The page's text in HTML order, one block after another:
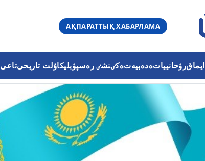
АҚПАРАТТЫҚ ХАБАРЛАМА
ايماقرۋحانيياتەدەبيەتەكٸنشٸ رەسپۋبليكاۇلت تاريحىتاعى